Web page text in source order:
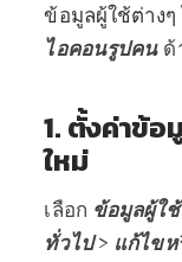
ข้อมูลผู้ใช้ต่างๆ
ไอคอนรูปคน ด้
1. ตั้งค่าข้อ
ใหม่
เลือก ข้อมูลผู้ใ
ทั่วไป> แก้ไข